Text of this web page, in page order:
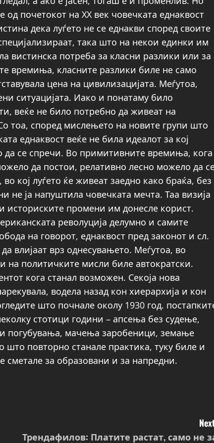
почетокот на XX век човечката еднаквост
дека луѓето не се еднакви според своите
така што на некои единки им
вистинска потреба за класни разлики или за
времиња, класните разлики биле не само
цена на цивилизацијата. Меѓутоа,
ситуацијата. Иако и понатаму било
веќе не било потребно да живеат на
тоа, според мислењето на новите групи што
еднаквост веќе не била идеалот за кој
да се спречи. Во примитивните времиња, кога
да постои, релативно лесно можело да
кој луѓето ќе живеат заедно како браќа, без
не ја напуштила човечката мечта. Таа визија
историските промени им донесле корист.
револуција делумно и самите
на говорот, еднаквост пред законот и сл.
влијаат врз однесувањето. Меѓутоа, во
на политичките мисли биле автократски.
кога станал возможен. Секоја нова
водела назад кон хиерархија и кон
што почнале околу 1930 год.
стотици години – апсења без судење,
погубувања, мачења заробеници, земање
повторно станале практика, туку биле и
сметале за образовани и за напредни.
Трендафилов: Платите растат, само не